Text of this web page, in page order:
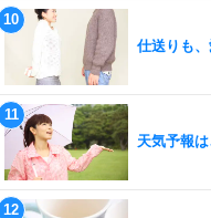
仕送りも、
天気予報